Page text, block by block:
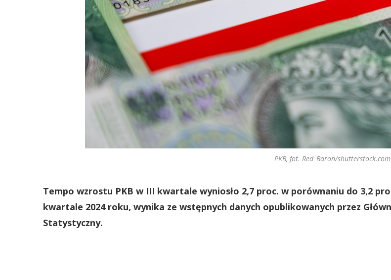
PKB, fot. Red_Baron/shutterstock.com
Tempo wzrostu PKB w III kwartale wyniosło 2,7 proc. w porównaniu do 3,2
kwartale 2024 roku, wynika ze wstępnych danych opublikowanych przez
Statystyczny.